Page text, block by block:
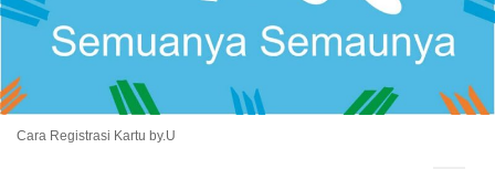
Cara Registrasi Kartu by.U